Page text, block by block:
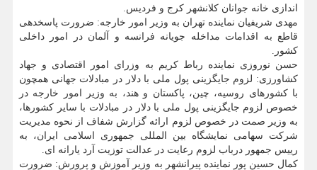
اندازی خانه جوانان کلانشهر کرج و فردیس.
مهدی شریفیان نماینده تهران به وزیر امور خارجه: ضرورت پاسخدهی
قاطع به اقدامات مداخله جویانه فرانسه و آلمان در امور داخلی
کشور.
حسن نوروزی نماینده رباط کریم به وزرای امور اقتصادی و جهاد
کشاورزی: لزوم جایگزینی پول ملی با دلار در مبادلات جهانی همچون
با کشورهای روسیه، چین، پاکستان و هند، به وزیر امور خارجه در
خصوص لزوم جایگزینی پول ملی با دلار در مبادلات با سایر کشورها،
به وزیر صمت در خصوص لزوم ارائه گزارش شفاف از نحوه مدیریت
شرکت سهامی نمایشگاه بین المللی جمهوری اسلامی ایران، به
رییس جمهور درباب لزوم رعایت در عدالت توزیت آرد یارانه ای.
کمال حسین پور نماینده پیرانشهر به وزیر آموزش و پرورش: ضرورت